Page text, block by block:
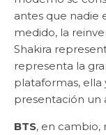
antes que nadie
medido, la
Shakira
representa la
plataformas, ella
presentación un
BTS, en cambio,